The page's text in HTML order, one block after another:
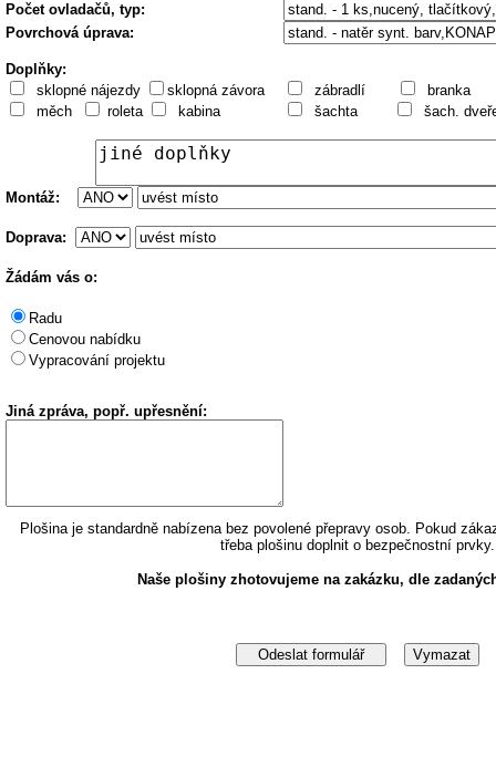
Počet ovladačů, typ:
Povrchová úprava:
Doplňky:
sklopné nájezdy
sklopná závora
měch
roleta kabina
zábradlí
branka
šachta
šach.
Montáž:
Doprava:
Žádám vás o:
Radu
Cenovou nabídku
Vypracování projektu
Jiná zpráva, popř. upřesnění:
Plošina je standardně nabízena bez povolené přepravy osob. Pokud
třeba plošinu doplnit o bezpečnostní prvky.
Naše plošiny zhotovujeme na zakázku, dle